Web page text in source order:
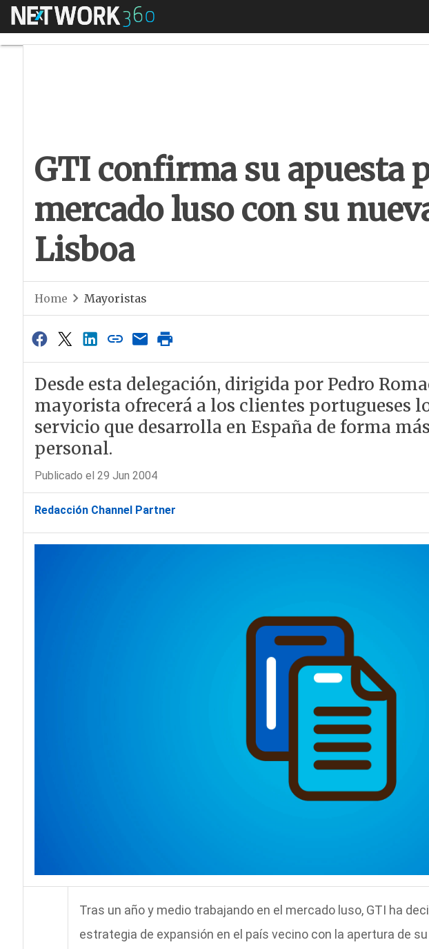
Menú GTI confirma su apuesta por el
GTI confirma su apuesta
mercado luso con su
Lisboa
Home Mayoristas
Desde esta delegación, dirigida por Pedro
mayorista ofrecerá a los clientes portugueses
servicio que desarrolla en España de forma
personal.
Publicado el 29 Jun 2004
Redacción Channel Partner
Tras un año y medio trabajando en el mercado luso, GTI ha
estrategia de expansión en el país vecino con la apertura de